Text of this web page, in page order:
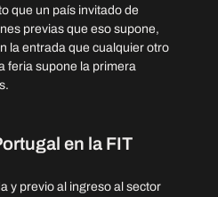
que un país invitado de
previas que eso supone,
la entrada que cualquier otro
feria supone la primera
en la FIT
y previo al ingreso al sector